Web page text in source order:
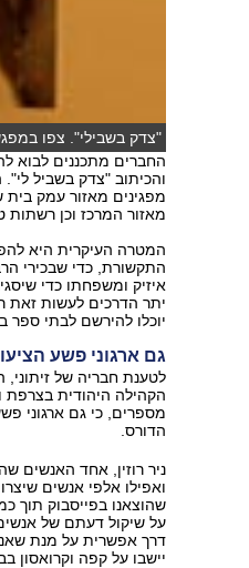
"צדק בשבילי". צפו
החברים מתכננים לבוא
והכיתוב "צדק בשביל
מפגינים מאזור עמק בית
מאזור המרכז וכן רשתות
המטרה העיקרית היא
התקשורת, כדי שבכירי
איזיק ומשפחתו כדי
יתר הדרכים לעשות זאת
יוכלו להירשם לבתי ספר
גם ארגוני פשע
לטענת חבריה של
הקהילה היהודית בצרפת
מספרים, כי גם ארגוני
הדורס.
ואפילו אלפי אנשים
על שיקול דעתם של
דרך אפשרית על מנת
יישבו על קפה וקרואסון